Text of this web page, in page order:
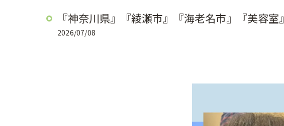
『神奈川県』『綾瀬市』『海老名市』『美容室』
2026/07/08